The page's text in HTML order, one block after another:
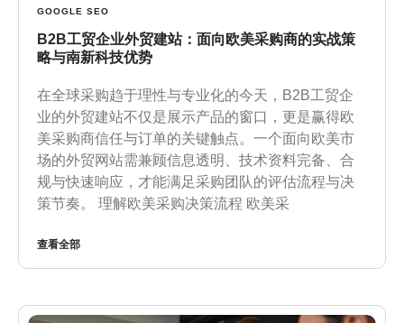
GOOGLE SEO
B2B工贸企业外贸建站：面向欧美采购商的实战策
略与南新科技优势
在全球采购趋于理性与专业化的今天，B2B工贸企
业的外贸建站不仅是展示产品的窗口，更是赢得欧
美采购商信任与订单的关键触点。一个面向欧美市
场的外贸网站需兼顾信息透明、技术资料完备、合
规与快速响应，才能满足采购团队的评估流程与决
策节奏。 理解欧美采购决策流程 欧美采
查看全部